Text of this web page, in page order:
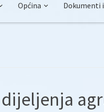
Općina Dokumenti